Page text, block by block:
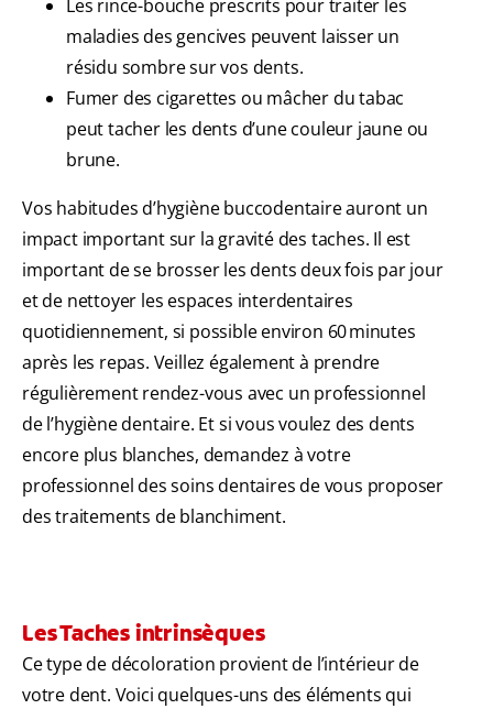
Les rince-bouche prescrits pour traiter les
maladies des gencives peuvent laisser un
résidu sombre sur vos dents.
Fumer des cigarettes ou mâcher du tabac
peut tacher les dents d’une couleur jaune ou
brune.
Vos habitudes d’hygiène buccodentaire auront un
impact important sur la gravité des taches. Il est
important de se brosser les dents deux fois par jour
et de nettoyer les espaces interdentaires
quotidiennement, si possible environ 60 minutes
après les repas. Veillez également à prendre
régulièrement rendez-vous avec un professionnel
de l’hygiène dentaire. Et si vous voulez des dents
encore plus blanches, demandez à votre
professionnel des soins dentaires de vous proposer
des traitements de blanchiment.
Les Taches intrinsèques
Ce type de décoloration provient de l’intérieur de
votre dent. Voici quelques-uns des éléments qui